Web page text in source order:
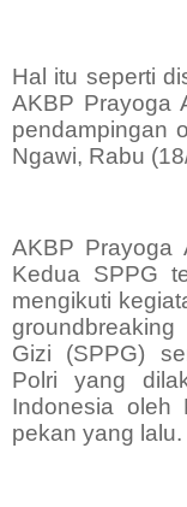
Hal itu seperti
AKBP Prayoga
pendampingan
Ngawi, Rabu
AKBP Prayoga
Kedua SPPG
mengikuti
Gizi (SPPG)
Polri yang
Indonesia oleh
pekan yang lalu.